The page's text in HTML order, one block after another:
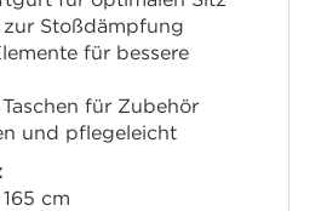
zur Stoßdämpfung
für bessere
für Zubehör
und pflegeleicht
cm